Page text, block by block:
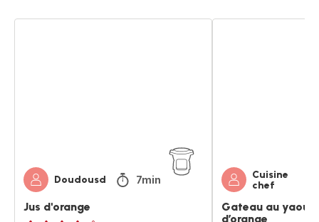
Doudousd 7min
Jus d'orange
Cuisine
chef
Gateau au
d’orange